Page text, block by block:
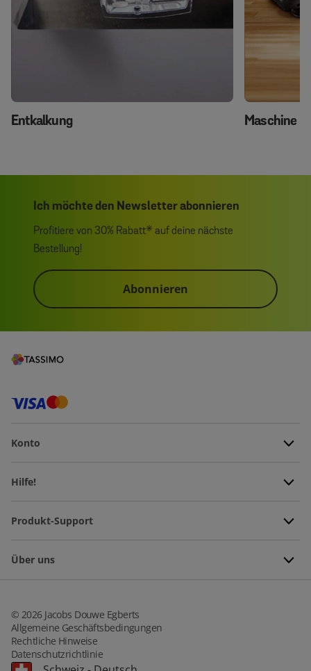
Entkalkung Maschine
Ich möchte den Newsletter abonnieren
Profitiere von 30% Rabatt* auf deine nächste
Bestellung!
Abonnieren
Konto
Hilfe!
Produkt-Support
Über uns
© 2026Jacobs Douwe Egberts
Allgemeine Geschäftsbedingungen
Rechtliche Hinweise
Datenschutzrichtlinie